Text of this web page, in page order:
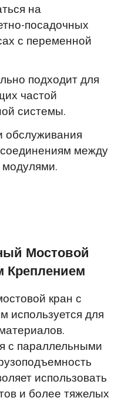
на
посадочных
с переменной
подходит для
частой
системы.
обслуживания
между
Мостовой
Креплением
кран с
используется для
с параллельными
использовать
и более тяжелых